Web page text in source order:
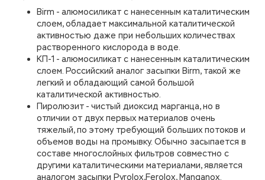
Birm - алюмосиликат с нанесенным каталитическим
слоем, обладает максимальной каталитической
активностью даже при небольших количествах
растворенного кислорода в воде.
КП-1 - алюмосиликат с нанесенным каталитическим
слоем. Российский аналог засыпки Birm, такой же
легкий и обладающий самой большой
каталитической активностью.
Пиролюзит - чистый диоксид марганца, но в
отличии от двух первых материалов очень
тяжелый, по этому требующий больших потоков и
объемов воды на промывку. Обычно засыпается в
составе многослойных фильтров совместно с
другими каталитическими материалами, является
аналогом засыпки Pyrolox,Ferolox, Manganox.